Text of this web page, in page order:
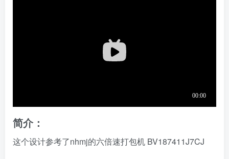
简介：
这个设计参考了nhmj的六倍速打包机 BV187411J7CJ